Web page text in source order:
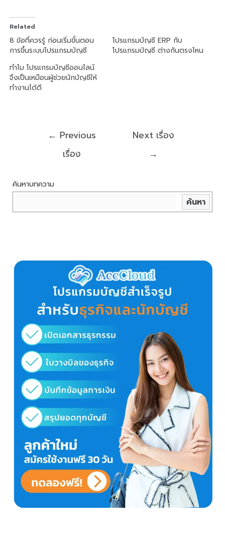
Related
8 ข้อที่ควรรู้ ก่อนเริ่มขั้นตอน
การขึ้นระบบโปรแกรมบัญชี
โปรแกรมบัญชี ERP กับ
โปรแกรมบัญชี ต่างกันตรงไหน
ทำไม โปรแกรมบัญชีออนไลน์
จึงเป็นเหมือนผู้ช่วยนักบัญชีให้
ทำงานได้ดี
← Previous
เรื่อง
Next เรื่อง
→
ค้นหาบทความ
ค้นหา